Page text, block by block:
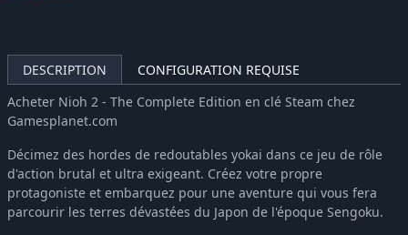
DESCRIPTION
CONFIGURATION REQUISE
Acheter Nioh 2 - The Complete Edition en clé Steam chez
Gamesplanet.com
Décimez des hordes de redoutables yokai dans ce jeu de rôle
d'action brutal et ultra exigeant. Créez votre propre
protagoniste et embarquez pour une aventure qui vous fera
parcourir les terres dévastées du Japon de l'époque Sengoku.